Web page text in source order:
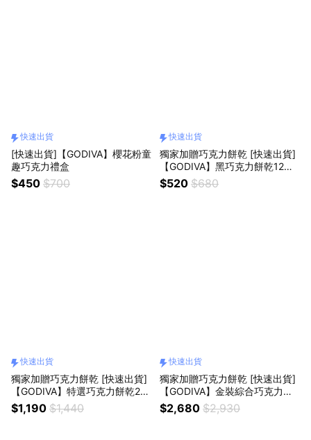
快速出貨
[快速出貨]【GODIVA】櫻花粉童
趣巧克力禮盒
$450 $700
快速出貨
獨家加贈巧克力餅乾 [快速出貨]
【GODIVA】黑巧克力餅乾12片
裝
$520 $680
快速出貨
獨家加贈巧克力餅乾 [快速出貨]
【GODIVA】特選巧克力餅乾20
片裝
$1,190 $1,440
快速出貨
獨家加贈巧克力餅乾 [快速出貨]
【GODIVA】金裝綜合巧克力禮
盒28顆裝
$2,680 $2,930